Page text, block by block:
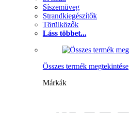
Síszemüveg
Strandkiegészítők
Törülközők
Láss többet...
Összes termék megtekintése
Márkák